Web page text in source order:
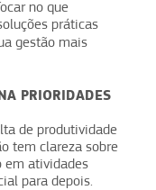
no que
práticas
gestão mais
PRIORIDADES
de produtividade
tem clareza sobre
em atividades
para depois.